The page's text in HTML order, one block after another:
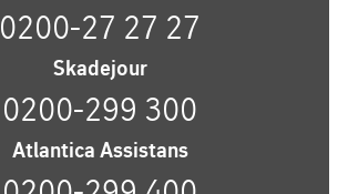
0200-27 27 27
Skadejour
0200-299 300
Atlantica Assistans